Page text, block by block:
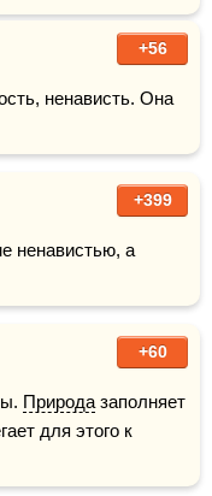
+56
ненависть. Она
+399
ненавистью, а
+60
Природа заполняет
для этого к